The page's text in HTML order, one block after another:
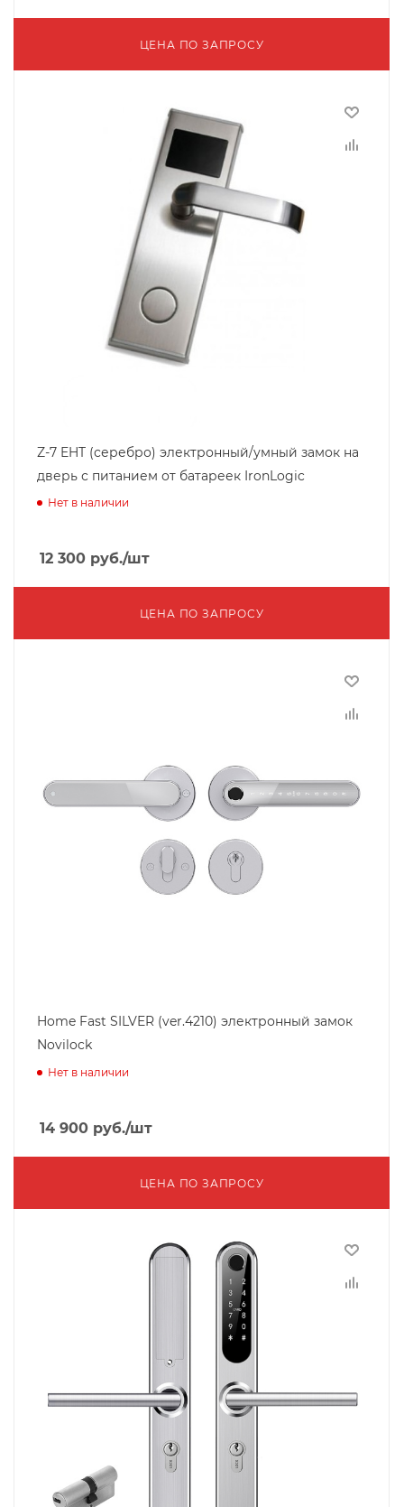
ЦЕНА ПО ЗАПРОСУ
Z-7 EHT (серебро) электронный/умный замок на
дверь с питанием от батареек IronLogic
Нет в наличии
12 300 руб./шт
ЦЕНА ПО ЗАПРОСУ
Home Fast SILVER (ver.4210) электронный замок
Novilock
Нет в наличии
14 900 руб./шт
ЦЕНА ПО ЗАПРОСУ